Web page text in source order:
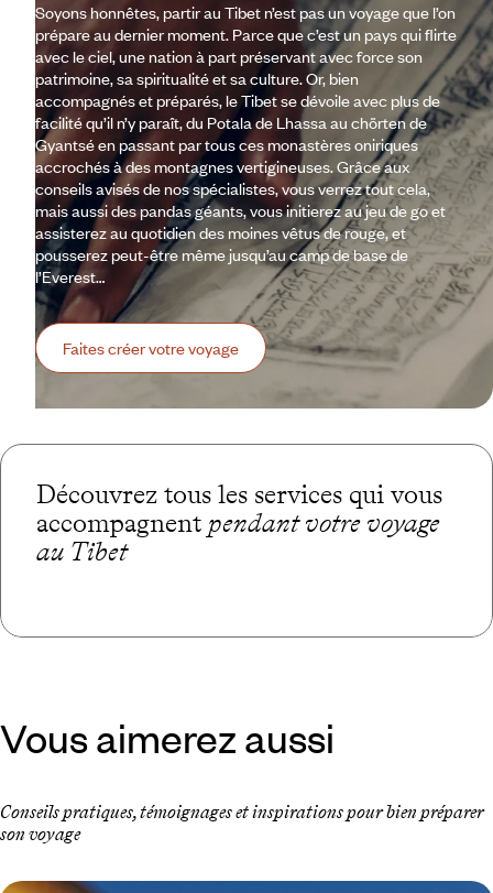
Soyons honnêtes, partir au Tibet n’est pas un voyage que l’on
prépare au dernier moment. Parce que c’est un pays qui flirte
avec le ciel, une nation à part préservant avec force son
patrimoine, sa spiritualité et sa culture. Or, bien
accompagnés et préparés, le Tibet se dévoile avec plus de
facilité qu’il n’y paraît, du Potala de Lhassa au chörten de
Gyantsé en passant par tous ces monastères oniriques
accrochés à des montagnes vertigineuses. Grâce aux
conseils avisés de nos spécialistes, vous verrez tout cela,
mais aussi des pandas géants, vous initierez au jeu de go et
assisterez au quotidien des moines vêtus de rouge, et
pousserez peut-être même jusqu’au camp de base de
l’Everest…
Faites créer votre voyage
Découvrez tous les services qui vous
accompagnent pendant votre voyage
au Tibet
Vous aimerez aussi
Conseils pratiques, témoignages et inspirations pour bien préparer
son voyage